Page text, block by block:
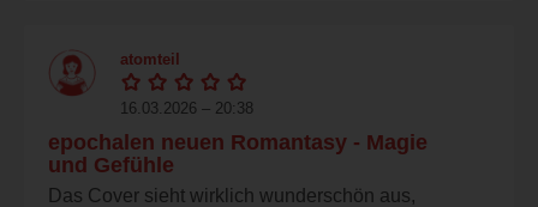
atomteil
16.03.2026 – 20:38
epochalen neuen Romantasy - Magie
und Gefühle
Das Cover sieht wirklich wunderschön aus,